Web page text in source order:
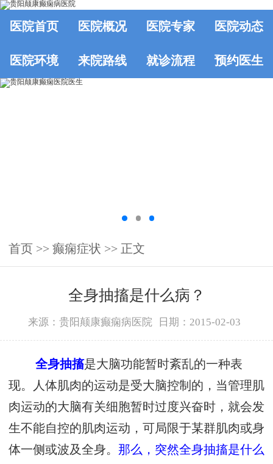
医院首页 医院概况 医院专家 医院动态
医院环境 来院路线 就诊流程 预约医生
首页 >> 癫痫症状 >> 正文
全身抽搐是什么病？
来源：贵阳颠康癫痫病医院 日期：2015-02-03
全身抽搐是大脑功能暂时紊乱的一种表
现。人体肌肉的运动是受大脑控制的，当管理肌
肉运动的大脑有关细胞暂时过度兴奋时，就会发
生不能自控的肌肉运动，可局限于某群肌肉或身
体一侧或波及全身。 那么，突然全身抽搐是什么